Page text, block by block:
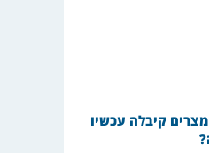
מצרים קיבלה עכשיו